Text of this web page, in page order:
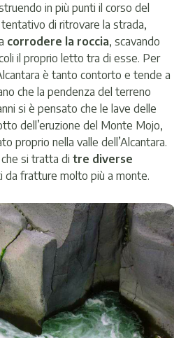
in più punti il corso del
di ritrovare la strada,
corrodere la roccia, scavando
il proprio letto tra di esse. Per
è tanto contorto e tende a
che la pendenza del terreno
si è pensato che le lave delle
dell’eruzione del Monte Mojo,
proprio nella valle dell’Alcantara.
si tratta di tre diverse
da fratture molto più a monte.